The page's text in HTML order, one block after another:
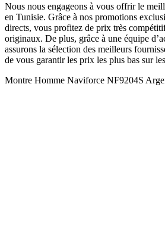
Nous nous engageons à vous offrir le
en Tunisie. Grâce à nos promotions
directs, vous profitez de prix très
originaux. De plus, grâce à une équipe
assurons la sélection des meilleurs
de vous garantir les prix les plus bas sur
Montre Homme Naviforce NF9204S